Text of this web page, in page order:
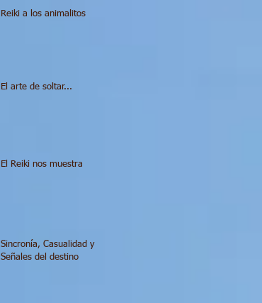
Reiki a los animalitos
El arte de soltar...
El Reiki nos muestra
Sincronía, Casualidad y
Señales del destino